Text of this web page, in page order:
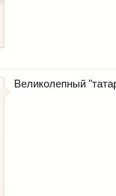
Великолепный